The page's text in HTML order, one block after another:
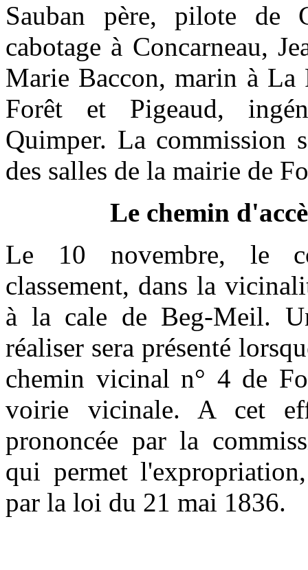
Sauban père, pilote de
cabotage à Concarneau,
Marie Baccon, marin à
Forêt et Pigeaud,
Quimper. La commission
des salles de la mairie de
Le chemin
Le 10 novembre, le
classement, dans la
à la cale de Beg-Meil.
réaliser sera présenté
chemin vicinal n° 4 de
voirie vicinale. A cet
prononcée par la
qui permet
par la loi du 21 mai 1836.